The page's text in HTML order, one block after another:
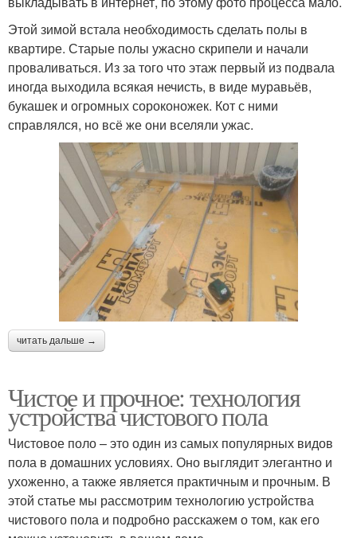
Этой зимой встала необходимость сделать полы в
квартире. Старые полы ужасно скрипели и начали
проваливаться. Из за того что этаж первый из подвала
иногда выходила всякая нечисть, в виде муравьёв,
букашек и огромных сороконожек. Кот с ними
справлялся, но всё же они вселяли ужас.
читать дальше →
Чистое и прочное: технология
устройства чистового пола
Чистовое поло – это один из самых популярных видов
пола в домашних условиях. Оно выглядит элегантно и
ухоженно, а также является практичным и прочным. В
этой статье мы рассмотрим технологию устройства
чистового пола и подробно расскажем о том, как его